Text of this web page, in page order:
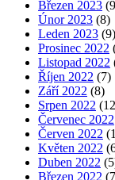
Březen 2023
Únor 2023 (8)
Leden 2023 (9)
Prosinec 2022
Listopad 2022
Říjen 2022 (7)
Září 2022 (8)
Srpen 2022
Červenec 2022
Červen 2022
Květen 2022
Duben 2022
Březen 2022